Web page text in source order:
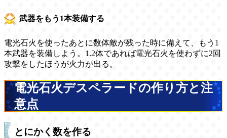
武器をもう1本装備する
電光石火を使ったあとに数体敵が残った時に備えて、もう1
本武器を装備しよう。1.2体であれば電光石火を使わずに2回
攻撃をしたほうが火力が出る。
電光石火デスペラードの作り方と注
意点
とにかく数を作る